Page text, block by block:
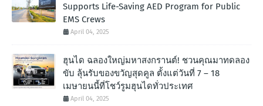
Supports Life-Saving AED Program for Public
EMS Crews
April 04, 2025
ฮุนได ฉลองใหญ่มหาสงกรานต์! ชวนคุณมาทดลอง
ขับ ลุ้นรับของขวัญสุดคูล ตั้งแต่วันที่ 7 – 18
เมษายนนี้ที่โชว์รูมฮุนไดทั่วประเทศ
April 04, 2025